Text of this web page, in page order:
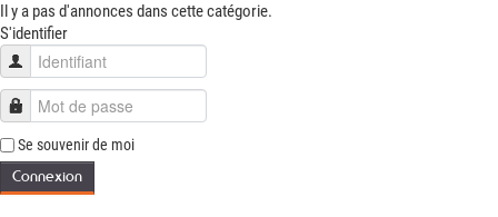
Il y a pas d'annonces dans cette catégorie.
S'identifier
Identifiant
Mot de passe
Se souvenir de moi
Connexion